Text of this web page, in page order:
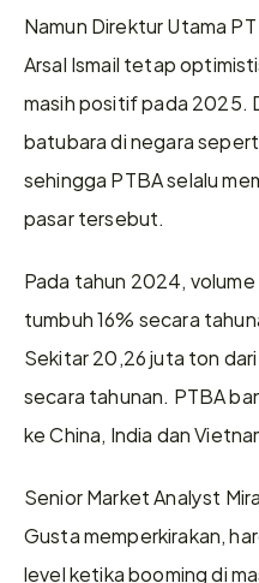
Namun Direktur Utama
Arsal Ismail tetap
masih positif pada 2025.
batubara di negara
sehingga PTBA selalu
pasar tersebut.
Pada tahun 2024,
tumbuh 16% secara
Sekitar 20,26 juta ton
secara tahunan. PTBA
ke China, India dan
Senior Market Analyst
Gusta memperkirakan,
level ketika booming di